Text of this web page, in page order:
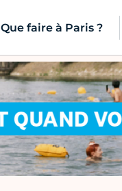
Que faire à Paris ?